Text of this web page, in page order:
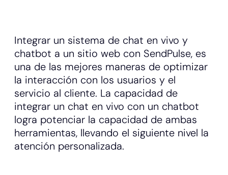
Integrar un sistema de chat en vivo y
chatbot a un sitio web con SendPulse, es
una de las mejores maneras de optimizar
la interacción con los usuarios y el
servicio al cliente. La capacidad de
integrar un chat en vivo con un chatbot
logra potenciar la capacidad de ambas
herramientas, llevando el siguiente nivel la
atención personalizada.